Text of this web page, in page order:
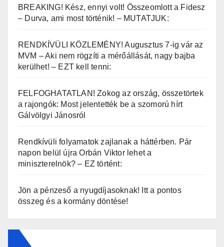
BREAKING! Kész, ennyi volt! Összeomlott a Fidesz
– Durva, ami most történik! – MUTATJUK:
RENDKÍVÜLI KÖZLEMÉNY! Augusztus 7-ig vár az
MVM – Aki nem rögzíti a mérőállását, nagy bajba
kerülhet! – EZT kell tenni:
FELFOGHATATLAN! Zokog az ország, összetörtek
a rajongók: Most jelentették be a szomorú hírt
Gálvölgyi Jánosról
Rendkívüli folyamatok zajlanak a háttérben. Pár
napon belül újra Orbán Viktor lehet a
miniszterelnök? – EZ történt:
Jön a pénzeső a nyugdíjasoknak! Itt a pontos
összeg és a kormány döntése!